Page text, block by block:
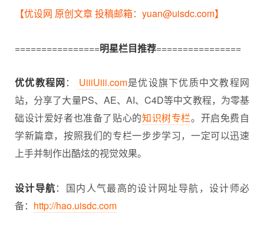
【优设网 原创文章 投稿邮箱：yuan@uisdc.com】
================明星栏目推荐================
优优教程网： UiiiUiii.com是优设旗下优质中文教程网
站，分享了大量PS、AE、AI、C4D等中文教程，为零基
础设计爱好者也准备了贴心的知识树专栏。开启免费自
学新篇章，按照我们的专栏一步步学习，一定可以迅速
上手并制作出酷炫的视觉效果。
设计导航：国内人气最高的设计网址导航，设计师必
备： http://hao.uisdc.com